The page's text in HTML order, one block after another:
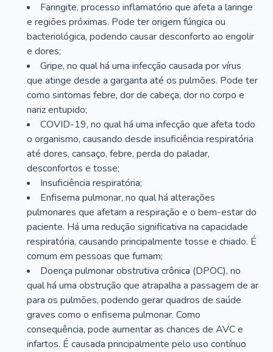
Faringite, processo inflamatório que afeta a laringe
e regiões próximas. Pode ter origem fúngica ou
bacteriológica, podendo causar desconforto ao engolir
e dores;
Gripe, no qual há uma infecção causada por vírus
que atinge desde a garganta até os pulmões. Pode ter
como sintomas febre, dor de cabeça, dor no corpo e
nariz entupido;
COVID-19, no qual há uma infecção que afeta todo
o organismo, causando desde insuficiência respiratória
até dores, cansaço, febre, perda do paladar,
desconfortos e tosse;
Insuficiência respiratória;
Enfisema pulmonar, no qual há alterações
pulmonares que afetam a respiração e o bem-estar do
paciente. Há uma redução significativa na capacidade
respiratória, causando principalmente tosse e chiado. É
comum em pessoas que fumam;
Doença pulmonar obstrutiva crônica (DPOC), no
qual há uma obstrução que atrapalha a passagem de ar
para os pulmões, podendo gerar quadros de saúde
graves como o enfisema pulmonar. Como
consequência, pode aumentar as chances de AVC e
infartos. É causada principalmente pelo uso contínuo